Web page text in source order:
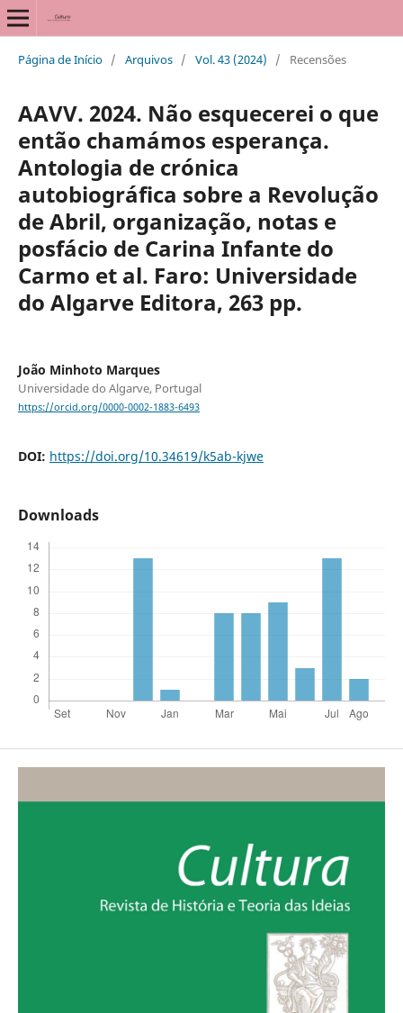
Página de Início / Arquivos / Vol. 43 (2024) / Recensões
AAVV. 2024. Não esquecerei o que
então chamámos esperança.
Antologia de crónica
autobiográfica sobre a Revolução
de Abril, organização, notas e
posfácio de Carina Infante do
Carmo et al. Faro: Universidade
do Algarve Editora, 263 pp.
João Minhoto Marques
Universidade do Algarve, Portugal
https://orcid.org/0000-0002-1883-6493
DOI: https://doi.org/10.34619/k5ab-kjwe
Downloads